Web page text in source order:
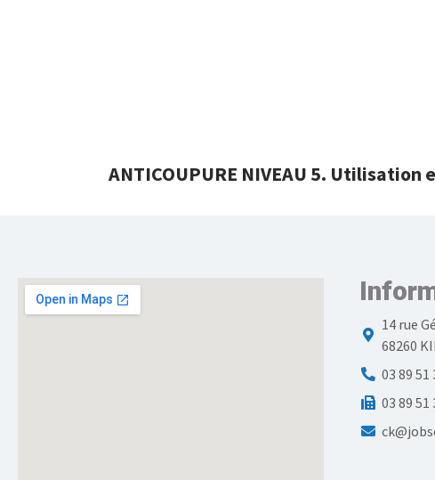
ANTICOUPURE NIVEAU 5. Utilisation
14 rue
68260
03 89 51
03 89 51